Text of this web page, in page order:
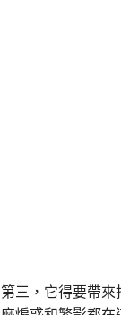
第三，它得要帶